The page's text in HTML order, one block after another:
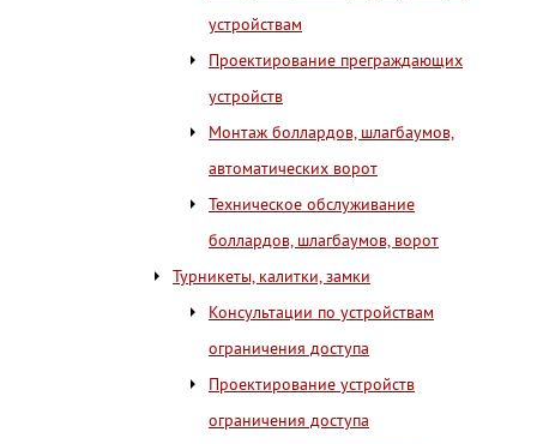
устройствам
Проектирование преграждающих
устройств
Монтаж боллардов, шлагбаумов,
автоматических ворот
Техническое обслуживание
боллардов, шлагбаумов, ворот
Турникеты, калитки, замки
Консультации по устройствам
ограничения доступа
Проектирование устройств
ограничения доступа